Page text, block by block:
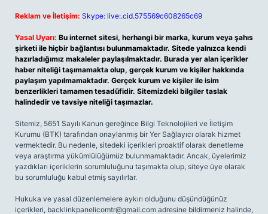
Reklam ve İletişim: Skype: live:.cid.575569c608265c69
Yasal Uyarı: Bu internet sitesi, herhangi bir marka, kurum veya şahıs
şirketi ile hiçbir bağlantısı bulunmamaktadır. Sitede yalnızca kendi
hazırladığımız makaleler paylaşılmaktadır. Burada yer alan içerikler
haber niteliği taşımamakta olup, gerçek kurum ve kişiler hakkında
paylaşım yapılmamaktadır. Gerçek kurum ve kişiler ile isim
benzerlikleri tamamen tesadüfidir. Sitemizdeki bilgiler taslak
halindedir ve tavsiye niteliği taşımazlar.
Sitemiz, 5651 Sayılı Kanun gereğince Bilgi Teknolojileri ve İletişim
Kurumu (BTK) tarafından onaylanmış bir Yer Sağlayıcı olarak hizmet
vermektedir. Bu nedenle, sitedeki içerikleri proaktif olarak denetleme
veya araştırma yükümlülüğümüz bulunmamaktadır. Ancak, üyelerimiz
yazdıkları içeriklerin sorumluluğunu taşımakta olup, siteye üye olarak
bu sorumluluğu kabul etmiş sayılırlar.
Hukuka ve yasal düzenlemelere aykırı olduğunu düşündüğünüz
içerikleri, backlinkpanelicomtr@gmail.com adresine bildirmeniz halinde,